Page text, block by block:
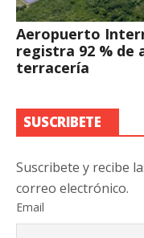
Aeropuerto
registra 92 % de
terracería
SUSCRIBETE
Suscribete y recibe
correo electrónico.
Email